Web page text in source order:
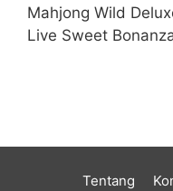
Mahjong Wild
Live Sweet
Tentang